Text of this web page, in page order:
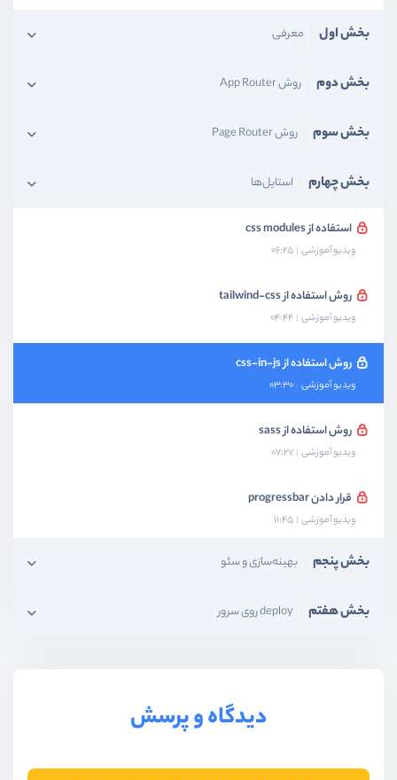
بخش اول معرفی
بخش دوم روش App Router
بخش سوم روش Page Router
بخش چهارم استایل‌ها
استفاده از css modules
ویدیو آموزشی 06:25
روش استفاده از tailwind-css
ویدیو آموزشی 04:44
روش استفاده از css-in-js
ویدیو آموزشی 03:30
روش استفاده از sass
ویدیو آموزشی 07:27
قرار دادن progressbar
ویدیو آموزشی 11:45
بخش پنجم بهینه‌سازی و سئو
بخش هفتم deploy روی سرور
دیدگاه و پرسش